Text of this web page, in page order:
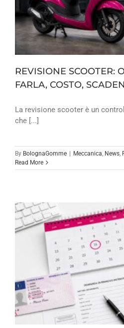
REVISIONE SCOOTER:
FARLA, COSTO,
La revisione scooter è un
che [...]
By BolognaGomme | Meccanica News
Read More